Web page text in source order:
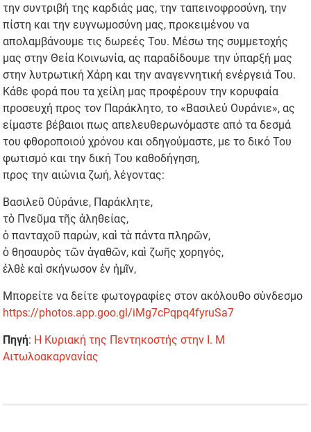
την συντριβή της καρδιάς μας, την ταπεινοφροσύνη, την
πίστη και την ευγνωμοσύνη μας, προκειμένου να
απολαμβάνουμε τις δωρεές Του. Μέσω της συμμετοχής
μας στην Θεία Κοινωνία, ας παραδίδουμε την ύπαρξή μας
στην λυτρωτική Χάρη και την αναγεννητική ενέργειά Του.
Κάθε φορά που τα χείλη μας προφέρουν την κορυφαία
προσευχή προς τον Παράκλητο, το «Βασιλεύ Ουράνιε», ας
είμαστε βέβαιοι πως απελευθερωνόμαστε από τα δεσμά
του φθοροποιού χρόνου και οδηγούμαστε, με το δικό Του
φωτισμό και την δική Του καθοδήγηση,
προς την αιώνια ζωή, λέγοντας:
Βασιλεῦ Οὐράνιε, Παράκλητε,
τὸ Πνεῦμα τῆς ἀληθείας,
ὁ πανταχοῦ παρών, καὶ τὰ πάντα πληρῶν,
ὁ θησαυρὸς τῶν ἀγαθῶν, καὶ ζωῆς χορηγός,
ἐλθὲ καὶ σκήνωσον ἐν ἡμῖν,
Μπορείτε να δείτε φωτογραφίες στον ακόλουθο σύνδεσμο
https://photos.app.goo.gl/iMg7cPqpq4fyruSa7
Πηγή: Η Κυριακή της Πεντηκοστής στην Ι. Μ
Αιτωλοακαρνανίας